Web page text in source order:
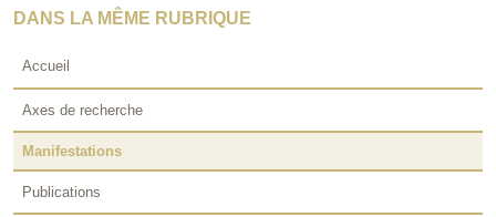
DANS LA MÊME RUBRIQUE
Accueil
Axes de recherche
Manifestations
Publications